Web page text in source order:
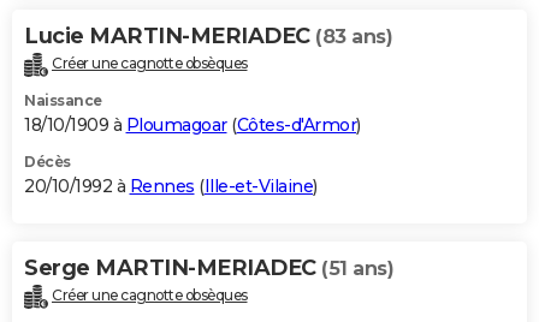
Lucie MARTIN-MERIADEC (83 ans)
Créer une cagnotte obsèques
Naissance
18/10/1909 à Ploumagoar(Côtes-d'Armor)
Décès
20/10/1992 à Rennes (Ille-et-Vilaine)
Serge MARTIN-MERIADEC (51 ans)
Créer une cagnotte obsèques